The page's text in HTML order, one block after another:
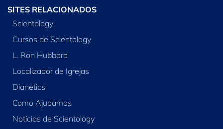
SITES RELACIONADOS
Scientology
Cursos de Scientology
L. Ron Hubbard
Localizador de Igrejas
Dianetics
Como Ajudamos
Notícias de Scientology